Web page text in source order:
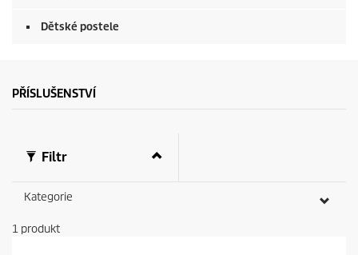
Dětské postele
PŘÍSLUŠENSTVÍ
Filtr
Kategorie
1 produkt